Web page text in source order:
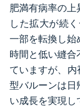
肥満有病率の
した拡大が続
一部を転換し始
時間と低い縫合
ていますが、内
型バルーンは日
い成長を実現し